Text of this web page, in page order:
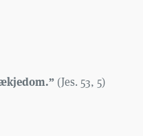
(Jes. 53, 5)